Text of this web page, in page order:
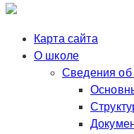
Карта сайта
О школе
Сведения об